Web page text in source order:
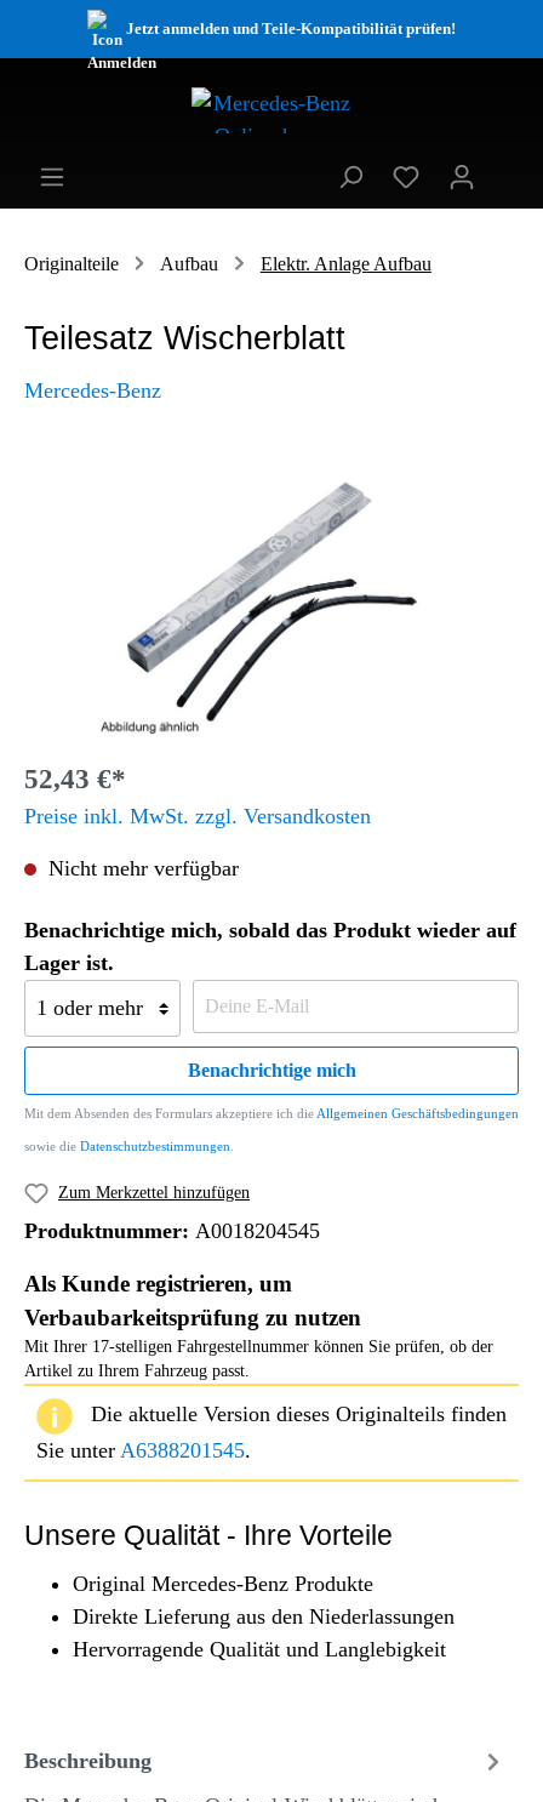
Jetzt anmelden und Teile-Kompatibilität prüfen!
Originalteile Aufbau Elektr. Anlage Aufbau
Teilesatz Wischerblatt
Mercedes-Benz
52,43 €*
Preise inkl. MwSt. zzgl. Versandkosten
Nicht mehr verfügbar
Benachrichtige mich, sobald das Produkt wieder auf
Lager ist.
Benachrichtige mich
Mit dem Absenden des Formulars akzeptiere ich die Allgemeinen Geschäftsbedingungen
sowie die Datenschutzbestimmungen
Zum Merkzettel hinzufügen
Produktnummer: A0018204545
Als Kunde registrieren, um
Verbaubarkeitsprüfung zu nutzen
Mit Ihrer 17-stelligen Fahrgestellnummer können Sie prüfen, ob der
Artikel zu Ihrem Fahrzeug passt.
Die aktuelle Version dieses Originalteils finden
Sie unter A6388201545.
Unsere Qualität - Ihre Vorteile
Original Mercedes-Benz Produkte
Direkte Lieferung aus den Niederlassungen
Hervorragende Qualität und Langlebigkeit
Beschreibung